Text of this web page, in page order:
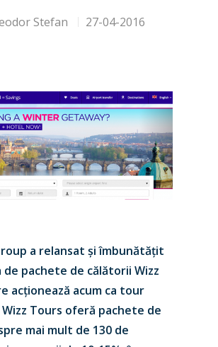
Stefan 27-04-2016
a relansat și îmbunătățit
pachete de călătorii Wizz
acționează acum ca tour
Tours oferă pachete de
mai mult de 130 de